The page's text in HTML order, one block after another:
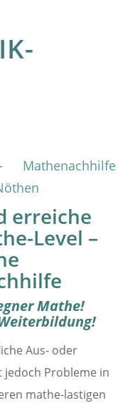
erreiche
Level –
Mathe!
Aus- oder
Probleme in
mathe-lastigen